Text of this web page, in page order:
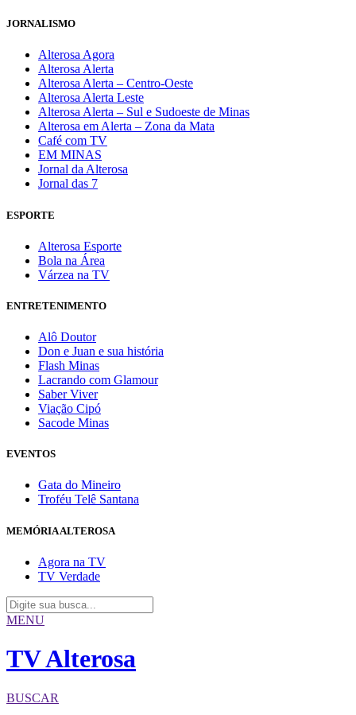
JORNALISMO
Alterosa Agora
Alterosa Alerta
Alterosa Alerta – Centro-Oeste
Alterosa Alerta Leste
Alterosa Alerta – Sul e Sudoeste de Minas
Alterosa em Alerta – Zona da Mata
Café com TV
EM MINAS
Jornal da Alterosa
Jornal das 7
ESPORTE
Alterosa Esporte
Bola na Área
Várzea na TV
ENTRETENIMENTO
Alô Doutor
Don e Juan e sua história
Flash Minas
Lacrando com Glamour
Saber Viver
Viação Cipó
Sacode Minas
EVENTOS
Gata do Mineiro
Troféu Telê Santana
MEMÓRIA ALTEROSA
Agora na TV
TV Verdade
MENU
TV Alterosa
BUSCAR